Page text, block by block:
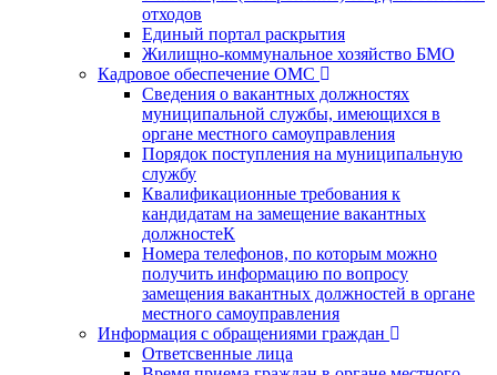
отходов
Единый портал раскрытия
Жилищно-коммунальное хозяйство БМО
Кадровое обеспечение ОМС
Сведения о вакантных должностях
муниципальной службы, имеющихся в
органе местного самоуправления
Порядок поступления на муниципальную
службу
Квалификационные требования к
кандидатам на замещение вакантных
должностеК
Номера телефонов, по которым можно
получить информацию по вопросу
замещения вакантных должностей в органе
местного самоуправления
Информация с обращениями граждан
Ответсвенные лица